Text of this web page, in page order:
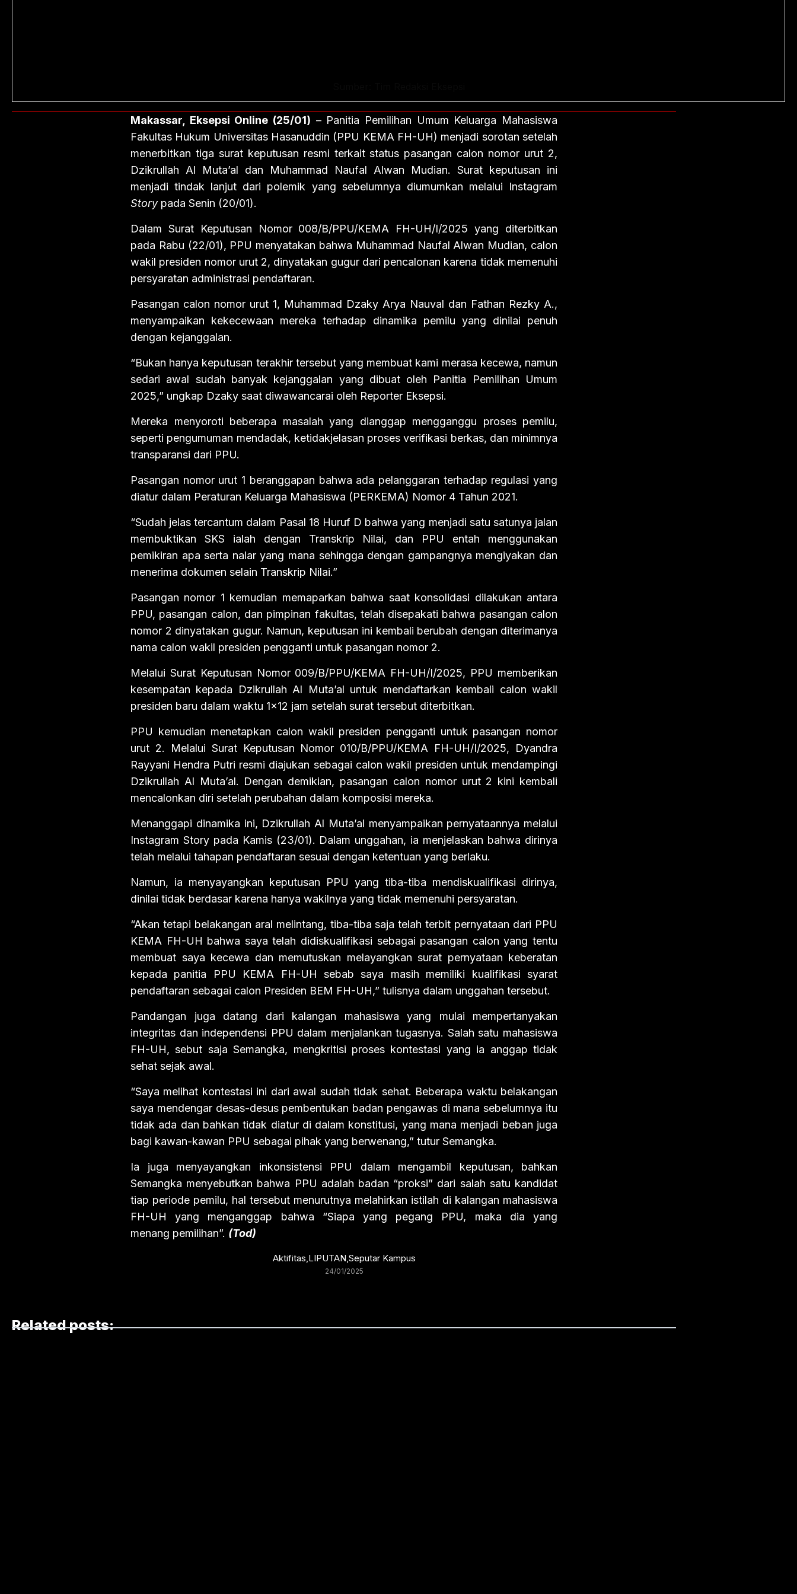
Makassar, Eksepsi Online (25/01) – Panitia Pemilihan Umum Keluarga Mahasiswa
Fakultas Hukum Universitas Hasanuddin (PPU KEMA FH-UH) menjadi sorotan setelah
menerbitkan tiga surat keputusan resmi terkait status pasangan calon nomor urut 2,
Dzikrullah Al Muta’al dan Muhammad Naufal Alwan Mudian. Surat keputusan ini
menjadi tindak lanjut dari polemik yang sebelumnya diumumkan melalui Instagram
Storypada Senin (20/01).
Dalam Surat Keputusan Nomor 008/B/PPU/KEMA FH-UH/I/2025 yang diterbitkan
pada Rabu (22/01), PPU menyatakan bahwa Muhammad Naufal Alwan Mudian, calon
wakil presiden nomor urut 2, dinyatakan gugur dari pencalonan karena tidak memenuhi
persyaratan administrasi pendaftaran.
Pasangan calon nomor urut 1, Muhammad Dzaky Arya Nauval dan Fathan Rezky A.,
menyampaikan kekecewaan mereka terhadap dinamika pemilu yang dinilai penuh
dengan kejanggalan.
“Bukan hanya keputusan terakhir tersebut yang membuat kami merasa kecewa, namun
sedari awal sudah banyak kejanggalan yang dibuat oleh Panitia Pemilihan Umum
2025,” ungkap Dzaky saat diwawancarai oleh Reporter Eksepsi.
Mereka menyoroti beberapa masalah yang dianggap mengganggu proses pemilu,
seperti pengumuman mendadak, ketidakjelasan proses verifikasi berkas, dan minimnya
transparansi dari PPU.
Pasangan nomor urut 1 beranggapan bahwa ada pelanggaran terhadap regulasi yang
diatur dalam Peraturan Keluarga Mahasiswa (PERKEMA) Nomor 4 Tahun 2021.
“Sudah jelas tercantum dalam Pasal 18 Huruf D bahwa yang menjadi satu satunya jalan
membuktikan SKS ialah dengan Transkrip Nilai, dan PPU entah menggunakan
pemikiran apa serta nalar yang mana sehingga dengan gampangnya mengiyakan dan
menerima dokumen selain Transkrip Nilai.”
Pasangan nomor 1 kemudian memaparkan bahwa saat konsolidasi dilakukan antara
PPU, pasangan calon, dan pimpinan fakultas, telah disepakati bahwa pasangan calon
nomor 2 dinyatakan gugur. Namun, keputusan ini kembali berubah dengan diterimanya
nama calon wakil presiden pengganti untuk pasangan nomor 2.
Melalui Surat Keputusan Nomor 009/B/PPU/KEMA FH-UH/I/2025, PPU memberikan
kesempatan kepada Dzikrullah Al Muta’al untuk mendaftarkan kembali calon wakil
presiden baru dalam waktu 1×12 jam setelah surat tersebut diterbitkan.
PPU kemudian menetapkan calon wakil presiden pengganti untuk pasangan nomor
urut 2. Melalui Surat Keputusan Nomor 010/B/PPU/KEMA FH-UH/I/2025, Dyandra
Rayyani Hendra Putri resmi diajukan sebagai calon wakil presiden untuk mendampingi
Dzikrullah Al Muta’al. Dengan demikian, pasangan calon nomor urut 2 kini kembali
mencalonkan diri setelah perubahan dalam komposisi mereka.
Menanggapi dinamika ini, Dzikrullah Al Muta’al menyampaikan pernyataannya melalui
Instagram Story pada Kamis (23/01). Dalam unggahan, ia menjelaskan bahwa dirinya
telah melalui tahapan pendaftaran sesuai dengan ketentuan yang berlaku.
Namun, ia menyayangkan keputusan PPU yang tiba-tiba mendiskualifikasi dirinya,
dinilai tidak berdasar karena hanya wakilnya yang tidak memenuhi persyaratan.
“Akan tetapi belakangan aral melintang, tiba-tiba saja telah terbit pernyataan dari PPU
KEMA FH-UH bahwa saya telah didiskualifikasi sebagai pasangan calon yang tentu
membuat saya kecewa dan memutuskan melayangkan surat pernyataan keberatan
kepada panitia PPU KEMA FH-UH sebab saya masih memiliki kualifikasi syarat
pendaftaran sebagai calon Presiden BEM FH-UH,” tulisnya dalam unggahan tersebut.
Pandangan juga datang dari kalangan mahasiswa yang mulai mempertanyakan
integritas dan independensi PPU dalam menjalankan tugasnya. Salah satu mahasiswa
FH-UH, sebut saja Semangka, mengkritisi proses kontestasi yang ia anggap tidak
sehat sejak awal.
“Saya melihat kontestasi ini dari awal sudah tidak sehat. Beberapa waktu belakangan
saya mendengar desas-desus pembentukan badan pengawas di mana sebelumnya itu
tidak ada dan bahkan tidak diatur di dalam konstitusi, yang mana menjadi beban juga
bagi kawan-kawan PPU sebagai pihak yang berwenang,” tutur Semangka.
Ia juga menyayangkan inkonsistensi PPU dalam mengambil keputusan, bahkan
Semangka menyebutkan bahwa PPU adalah badan “proksi” dari salah satu kandidat
tiap periode pemilu, hal tersebut menurutnya melahirkan istilah di kalangan mahasiswa
FH-UH yang menganggap bahwa “Siapa yang pegang PPU, maka dia yang
menang pemilihan”. (Tod)
Aktifitas,LIPUTAN,Seputar Kampus
24/01/2025
Related posts: